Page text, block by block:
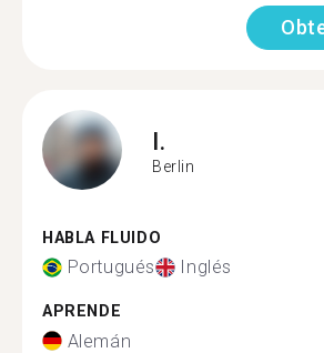
I.
Berlin
HABLA FLUIDO
Portugués Inglés
APRENDE
Alemán